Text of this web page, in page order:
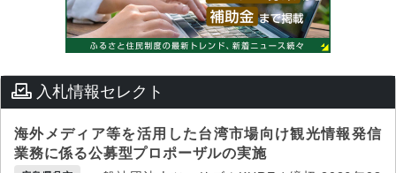
入札情報セレクト
海外メディア等を活用した台湾市場向け観光情報発信
業務に係る公募型プロポーザルの実施